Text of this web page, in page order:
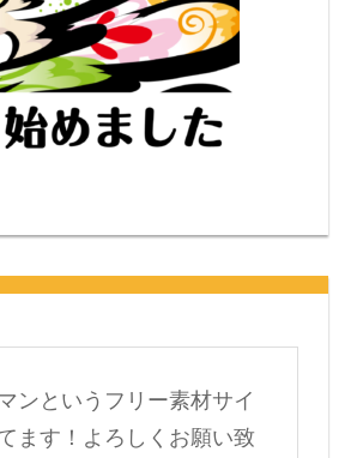
ンというフリー素材サイ
ます！よろしくお願い致